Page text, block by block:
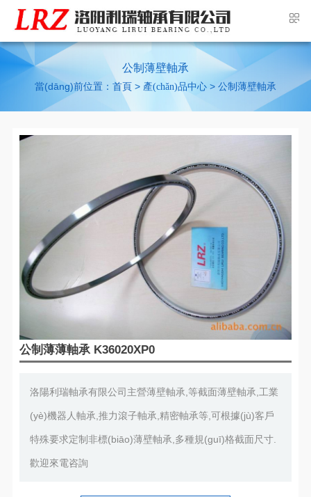
公制薄壁軸承
當(dāng)前位置： 首頁 > 產(chǎn)品中心 > 公制薄壁軸承
公制薄薄軸承 K36020XP0
洛陽利瑞軸承有限公司主營薄壁軸承,等截面薄壁軸承,工業
(yè)機器人軸承,推力滾子軸承,精密軸承等,可根據(jù)客戶
特殊要求定制非標(biāo)薄壁軸承,多種規(guī)格截面尺寸.
歡迎來電咨詢